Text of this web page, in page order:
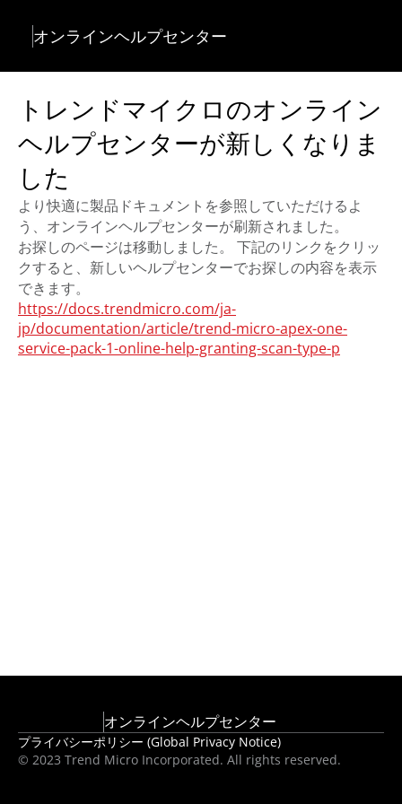
オンラインヘルプセンター
トレンドマイクロのオンライン
ヘルプセンターが新しくなりま
した
より快適に製品ドキュメントを参照していただけるよ
う、オンラインヘルプセンターが刷新されました。
お探しのページは移動しました。 下記のリンクをクリッ
クすると、新しいヘルプセンターでお探しの内容を表示
できます。
https://docs.trendmicro.com/ja-
jp/documentation/article/trend-micro-apex-one-
service-pack-1-online-help-granting-scan-type-p
オンラインヘルプセンター
プライバシーポリシー (Global Privacy Notice)
© 2023 Trend Micro Incorporated. All rights reserved.